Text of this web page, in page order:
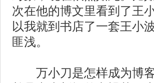
次在他的博文里看到了王
以我就到书店了一套王小
匪浅。
万小刀是怎样成为博客